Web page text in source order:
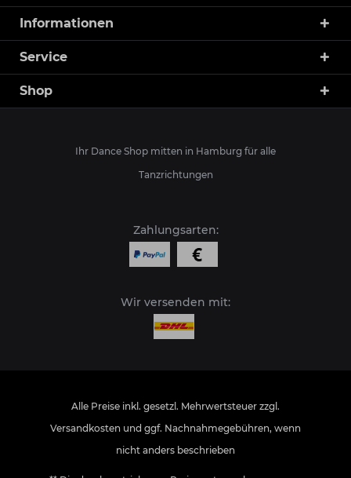
Informationen
Service
Shop
Ihr Dance Shop mitten in Hamburg für alle
Tanzrichtungen
Zahlungsarten:
Wir versenden mit:
Alle Preise inkl. gesetzl. Mehrwertsteuer zzgl.
Versandkosten und ggf. Nachnahmegebühren, wenn
nicht anders beschrieben